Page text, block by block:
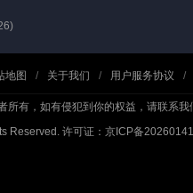
地图 / 关于我们 / 用户服务协议 /
所有，如有侵犯到你的权益，请联系我
Reserved. 许可证：京ICP备